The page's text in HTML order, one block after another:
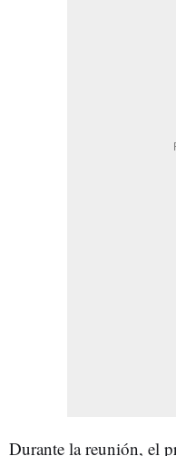
Durante la reunión, el